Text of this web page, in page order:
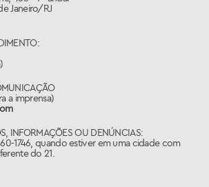
Janeiro/RJ
a imprensa)
INFORMAÇÕES OU DENÚNCIAS:
1746, quando estiver em uma cidade com
do 21.